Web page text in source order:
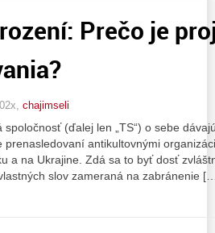
Prečo je
chajimseli
(ďalej len „TS“) o sebe
prenasledovaní antikultovnými
a na Ukrajine. Zdá sa to byť dosť
slov zameraná na zabránenie